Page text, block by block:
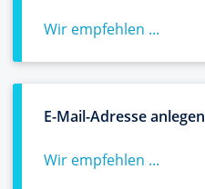
Wir empfehlen ...
E-Mail-Adresse anlegen
Wir empfehlen ...